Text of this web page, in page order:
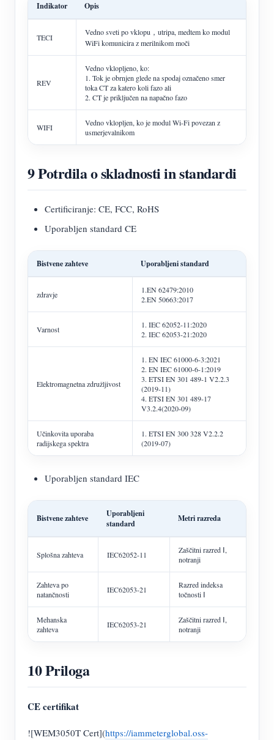
Indikator Opis
TECI
Vedno sveti po vklopu，utripa, medtem ko modul
WiFi komunicira z merilnikom moči
REV
Vedno vklopljeno, ko:
1. Tok je obrnjen glede na spodaj označeno smer
toka CT za katero koli fazo ali
2. CT je priključen na napačno fazo
WIFI
Vedno vklopljen, ko je modul Wi-Fi povezan z
usmerjevalnikom
9 Potrdila o skladnosti in standardi
Certificiranje: CE, FCC, RoHS
Uporabljen standard CE
Bistvene zahteve Uporabljeni standard
zdravje
1.EN 62479:2010
2.EN 50663:2017
Varnost
1. IEC 62052-11:2020
2. IEC 62053-21:2020
Elektromagnetna združljivost
1. EN IEC 61000-6-3:2021
2. EN IEC 61000-6-1:2019
3. ETSI EN 301 489-1 V2.2.3
(2019-11)
4. ETSI EN 301 489-17
V3.2.4(2020-09)
Učinkovita uporaba
radijskega spektra
1. ETSI EN 300 328 V2.2.2
(2019-07)
Uporabljen standard IEC
Bistvene zahteve
Uporabljeni
standard
Metri razreda
Splošna zahteva IEC62052-11
Zaščitni razred Ⅰ,
notranji
Zahteva po
natančnosti
IEC62053-21
Razred indeksa
točnosti Ⅰ
Mehanska
zahteva
IEC62053-21
Zaščitni razred Ⅰ,
notranji
10 Priloga
CE certifikat
![WEM3050T Cert](https://iammeterglobal.oss-